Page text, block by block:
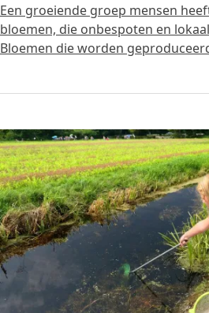
Een groeiende groep mensen
bloemen, die onbespoten en
Bloemen die worden